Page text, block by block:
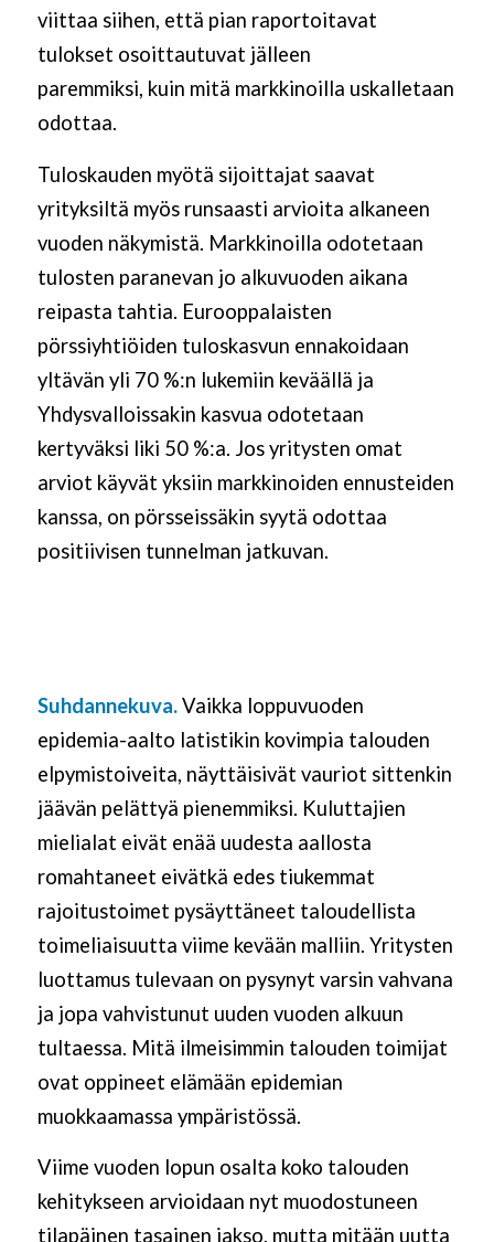
viittaa siihen, että pian raportoitavat
tulokset osoittautuvat jälleen
paremmiksi, kuin mitä markkinoilla uskalletaan
odottaa.
Tuloskauden myötä sijoittajat saavat
yrityksiltä myös runsaasti arvioita alkaneen
vuoden näkymistä. Markkinoilla odotetaan
tulosten paranevan jo alkuvuoden aikana
reipasta tahtia. Eurooppalaisten
pörssiyhtiöiden tuloskasvun ennakoidaan
yltävän yli 70 %:n lukemiin keväällä ja
Yhdysvalloissakin kasvua odotetaan
kertyväksi liki 50 %:a. Jos yritysten omat
arviot käyvät yksiin markkinoiden ennusteiden
kanssa, on pörsseissäkin syytä odottaa
positiivisen tunnelman jatkuvan.
Suhdannekuva.Vaikka loppuvuoden
epidemia-aalto latistikin kovimpia talouden
elpymistoiveita, näyttäisivät vauriot sittenkin
jäävän pelättyä pienemmiksi. Kuluttajien
mielialat eivät enää uudesta aallosta
romahtaneet eivätkä edes tiukemmat
rajoitustoimet pysäyttäneet taloudellista
toimeliaisuutta viime kevään malliin. Yritysten
luottamus tulevaan on pysynyt varsin vahvana
ja jopa vahvistunut uuden vuoden alkuun
tultaessa. Mitä ilmeisimmin talouden toimijat
ovat oppineet elämään epidemian
muokkaamassa ympäristössä.
Viime vuoden lopun osalta koko talouden
kehitykseen arvioidaan nyt muodostuneen
tilapäinen tasainen jakso, mutta mitään uutta